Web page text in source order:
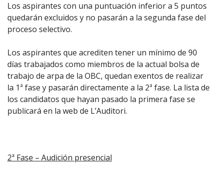
Los aspirantes con una puntuación inferior a 5 puntos
quedarán excluidos y no pasarán a la segunda fase del
proceso selectivo.
Los aspirantes que acrediten tener un mínimo de 90
días trabajados como miembros de la actual bolsa de
trabajo de arpa de la OBC, quedan exentos de realizar
la 1ª fase y pasarán directamente a la 2ª fase. La lista de
los candidatos que hayan pasado la primera fase se
publicará en la web de L’Auditori.
2ª Fase – Audición presencial